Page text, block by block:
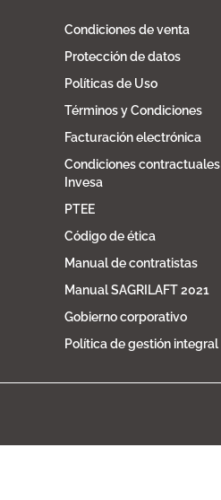
Condiciones de venta
Protección de datos
Políticas de Uso
Términos y Condiciones
Facturación electrónica
Condiciones contractuales
Invesa
PTEE
Código de ética
Manual de contratistas
Manual SAGRILAFT 2021
Gobierno corporativo
Política de gestión integral